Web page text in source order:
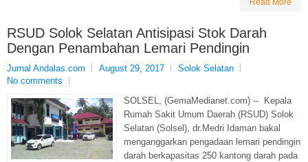
Read More
RSUD Solok Selatan Antisipasi Stok Darah
Dengan Penambahan Lemari Pendingin
Jurnal Andalas.com August 29, 2017
Solok Selatan
No comments
SOLSEL, (GemaMedianet.com) -- Kepala
Rumah Sakit Umum Daerah (RSUD) Solok
Selatan (Solsel), dr.Medri Idaman bakal
menganggarkan pengadaan lemari pendingin
darah berkapasitas 250 kantong darah pada